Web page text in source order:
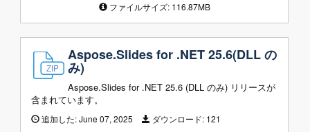
ファイルサイズ: 116.87MB
Aspose.Slides for .NET 25.6(DLL の
み)
Aspose.Slides for .NET 25.6 (DLL のみ) リリースが
含まれています。
追加した:June 07, 2025 ダウンロード: 121